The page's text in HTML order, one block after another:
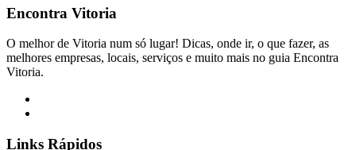
Encontra Vitoria
O melhor de Vitoria num só lugar! Dicas, onde ir, o que fazer, as
melhores empresas, locais, serviços e muito mais no guia Encontra
Vitoria.
Links Rápidos